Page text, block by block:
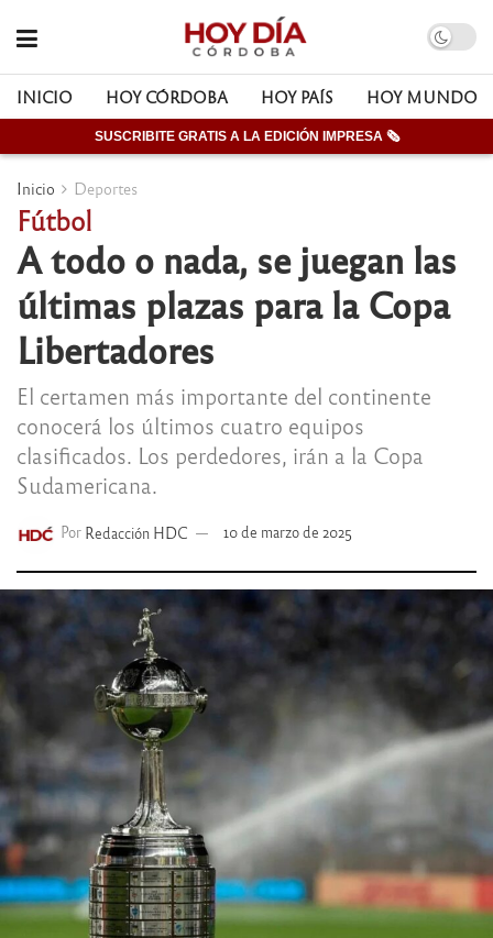
INICIO HOY CÓRDOBA HOY PAÍS HOY MUNDO
SUSCRIBITE GRATIS A LA EDICIÓN IMPRESA 🗞
Inicio Deportes
Fútbol
A todo o nada, se juegan las
últimas plazas para la Copa
Libertadores
El certamen más importante del continente
conocerá los últimos cuatro equipos
clasificados. Los perdedores, irán a la Copa
Sudamericana.
Por Redacción HDC 10 de marzo de 2025